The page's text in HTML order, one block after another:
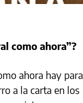
como ahora”?
ahora hay para
a la carta en los